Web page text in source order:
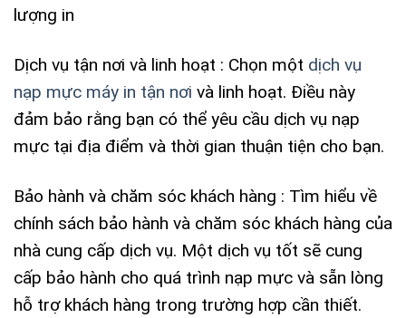
lượng in
Dịch vụ tận nơi và linh hoạt : Chọn một dịch vụ
nạp mực máy in tận nơi và linh hoạt. Điều này
đảm bảo rằng bạn có thể yêu cầu dịch vụ nạp
mực tại địa điểm và thời gian thuận tiện cho bạn.
Bảo hành và chăm sóc khách hàng : Tìm hiểu về
chính sách bảo hành và chăm sóc khách hàng của
nhà cung cấp dịch vụ. Một dịch vụ tốt sẽ cung
cấp bảo hành cho quá trình nạp mực và sẵn lòng
hỗ trợ khách hàng trong trường hợp cần thiết.